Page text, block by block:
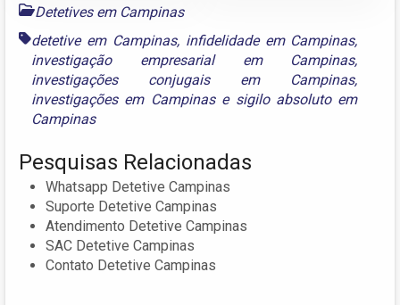
Detetives em Campinas
detetive em Campinas, infidelidade em Campinas,
investigação empresarial em Campinas,
investigações conjugais em Campinas,
investigações em Campinase sigilo absoluto em
Campinas
Pesquisas Relacionadas
Whatsapp Detetive Campinas
Suporte Detetive Campinas
Atendimento Detetive Campinas
SAC Detetive Campinas
Contato Detetive Campinas